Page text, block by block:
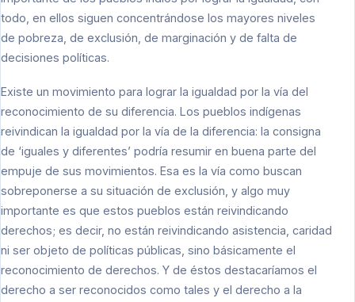
todo, en ellos siguen concentrándose los mayores niveles
de pobreza, de exclusión, de marginación y de falta de
decisiones políticas.
Existe un movimiento para lograr la igualdad por la vía del
reconocimiento de su diferencia. Los pueblos indígenas
reivindican la igualdad por la vía de la diferencia: la consigna
de ‘iguales y diferentes’ podría resumir en buena parte del
empuje de sus movimientos. Esa es la vía como buscan
sobreponerse a su situación de exclusión, y algo muy
importante es que estos pueblos están reivindicando
derechos; es decir, no están reivindicando asistencia, caridad
ni ser objeto de políticas públicas, sino básicamente el
reconocimiento de derechos. Y de éstos destacaríamos el
derecho a ser reconocidos como tales y el derecho a la